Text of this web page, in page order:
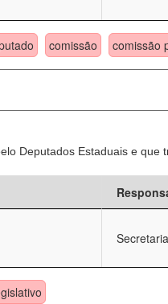
comissão comissão
Deputados Estaduais e que